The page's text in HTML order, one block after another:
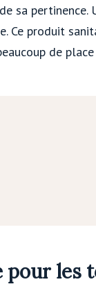
sa pertinence.
Ce produit
de
pour les